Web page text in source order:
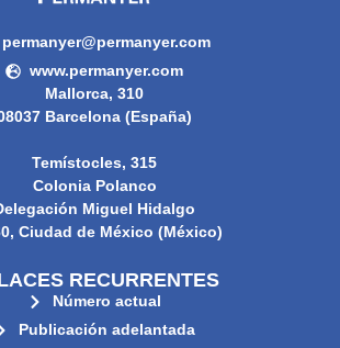
permanyer@permanyer.com
www.permanyer.com
Mallorca, 310
Barcelona (España)
Temístocles, 315
Colonia Polanco
Miguel Hidalgo
Ciudad de México (México)
RECURRENTES
Número actual
Publicación adelantada